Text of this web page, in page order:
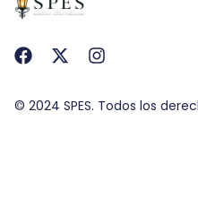
© 2024 SPES. Todos los